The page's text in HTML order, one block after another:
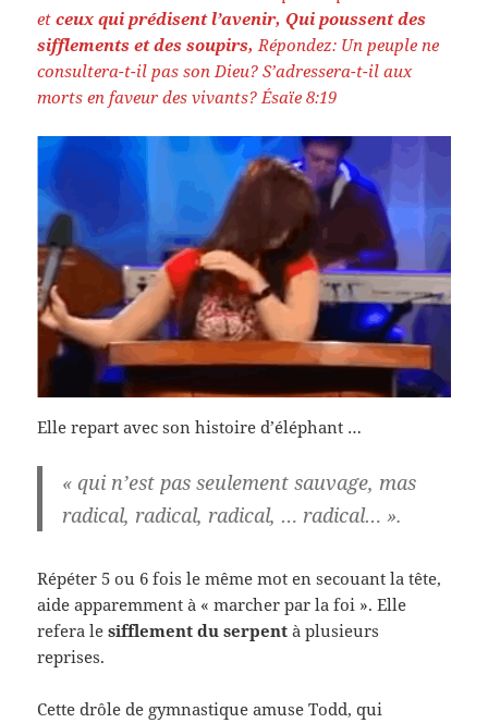
etceux qui prédisent l’avenir, Qui poussent des
sifflements et des soupirs, Répondez: Un peuple ne
consultera-t-il pas son Dieu? S’adressera-t-il aux
morts en faveur des vivants? Ésaïe 8:19
Elle repart avec son histoire d’éléphant …
« qui n’est pas seulement sauvage, mas
radical, radical, radical, … radical… ».
Répéter 5 ou 6 fois le même mot en secouant la tête,
aide apparemment à « marcher par la foi ». Elle
refera lesifflement du serpent à plusieurs
reprises.
Cette drôle de gymnastique amuse Todd, qui